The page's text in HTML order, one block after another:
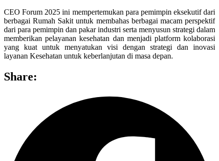
CEO Forum 2025 ini mempertemukan para pemimpin eksekutif dari
berbagai Rumah Sakit untuk membahas berbagai macam perspektif
dari para pemimpin dan pakar industri serta menyusun strategi dalam
memberikan pelayanan kesehatan dan menjadi platform kolaborasi
yang kuat untuk menyatukan visi dengan strategi dan inovasi
layanan Kesehatan untuk keberlanjutan di masa depan.
Share: